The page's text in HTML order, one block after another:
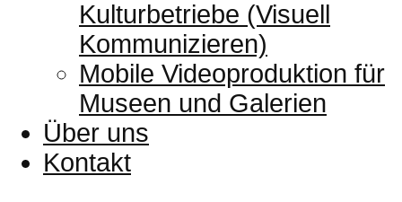
Kulturbetriebe (Visuell
Kommunizieren)
Mobile Videoproduktion für
Museen und Galerien
Über uns
Kontakt